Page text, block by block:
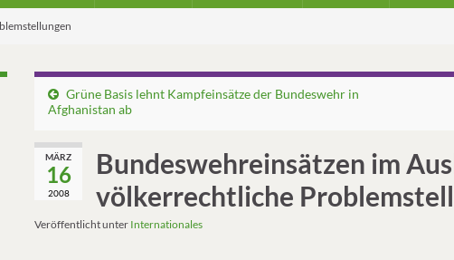
Grüne Basis lehnt Kampfeinsätze der Bundeswehr in
Afghanistan ab
MÄRZ
16
2008
Bundeswehreinsätzen im
völkerrechtliche
Veröffentlicht unter Internationales